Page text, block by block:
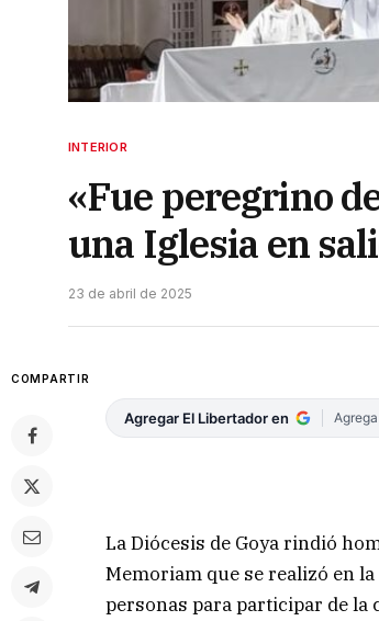
INTERIOR
«Fue peregrino
una Iglesia en
23 de abril de 2025
COMPARTIR
Agregar El Libertador en
La Diócesis de Goya rindió
Memoriam que se realizó en
personas para participar de la